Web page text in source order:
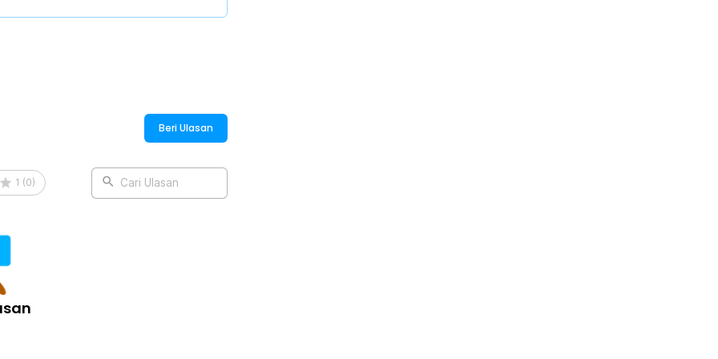
dengan kecocokan Anda. Aromanya
rempah cardamom di awal,
yang dalam serta elegan.
dominasi citrus seperti lemon,
atau sedikit sentuhan woody.
Freshener 160ml - CAS-03
Beri Ulasan
1 (0) Cari Ulasan